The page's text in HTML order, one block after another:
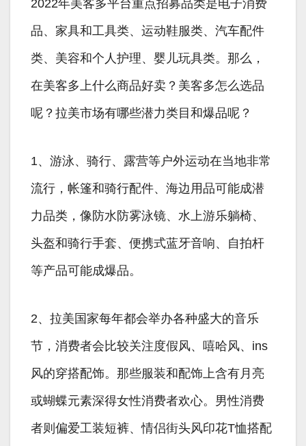
2022年美客多平台重点招募品类是电子消费
品、家具和工具类、运动鞋服类、汽车配件
类、美容和个人护理、婴儿玩具类。那么，
在美客多上什么商品好卖？美客多怎么选品
呢？拉美市场有哪些潜力类目和爆品呢？
1、游泳、骑行、露营等户外运动在当地非常
流行，帐篷和骑行配件、海边用品可能成潜
力品类，像防水防雾泳镜、水上游乐躺椅、
头盔和骑行手套、便携式蓝牙音响、自拍杆
等产品可能成爆品。
2、拉美国家每年都会举办各种盛大的音乐
节，消费者会比较关注度假风、嘻哈风、ins
风的穿搭配饰。那些服装和配饰上含有月亮
或蝴蝶元素深得女性消费者欢心。男性消费
者则偏爱工装短裤、情侣街头风印花T恤搭配